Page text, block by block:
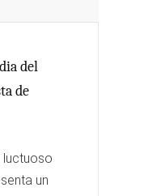
del
de
luctuoso
un